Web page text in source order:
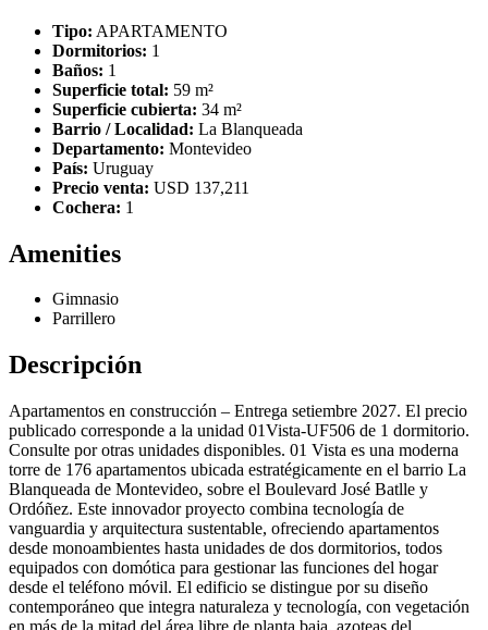
Tipo: APARTAMENTO
Dormitorios: 1
Baños: 1
Superficie total: 59 m²
Superficie cubierta: 34 m²
Barrio / Localidad: La Blanqueada
Departamento: Montevideo
País: Uruguay
Precio venta: USD 137,211
Cochera: 1
Amenities
Gimnasio
Parrillero
Descripción
Apartamentos en construcción – Entrega setiembre 2027. El precio
publicado corresponde a la unidad 01Vista-UF506 de 1 dormitorio.
Consulte por otras unidades disponibles. 01 Vista es una moderna
torre de 176 apartamentos ubicada estratégicamente en el barrio La
Blanqueada de Montevideo, sobre el Boulevard José Batlle y
Ordóñez. Este innovador proyecto combina tecnología de
vanguardia y arquitectura sustentable, ofreciendo apartamentos
desde monoambientes hasta unidades de dos dormitorios, todos
equipados con domótica para gestionar las funciones del hogar
desde el teléfono móvil. El edificio se distingue por su diseño
contemporáneo que integra naturaleza y tecnología, con vegetación